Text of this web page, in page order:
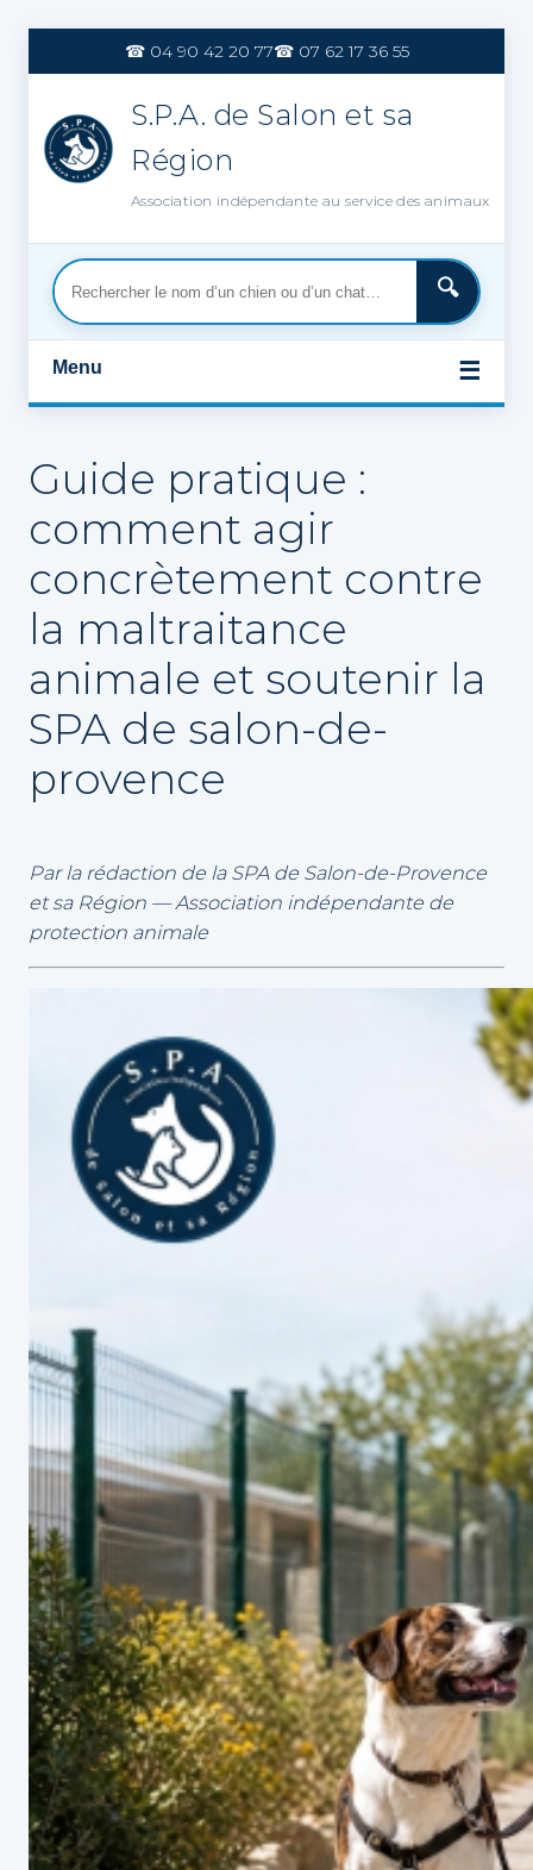
contenu
☎ 04 90 42 20 77☎ 07 62 17 36 55
S.P.A. de Salon et sa
Région
Association indépendante au service des animaux
Menu ☰
Guide pratique :
comment agir
concrètement contre
la maltraitance
animale et soutenir la
SPA de salon-de-
provence
Par la rédaction de la SPA de Salon-de-Provence
et sa Région — Association indépendante de
protection animale